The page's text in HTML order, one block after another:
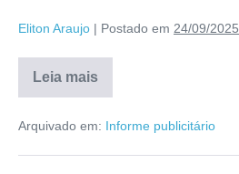
Eliton Araujo | Postado em 24/09/2025
Leia mais
Arquivado em: Informe publicitário